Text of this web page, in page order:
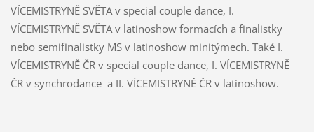
VÍCEMISTRYNĚ SVĚTA v special couple dance, I.
VÍCEMISTRYNĚ SVĚTA v latinoshow formacích a finalistky
nebo semifinalistky MS v latinoshow minitýmech. Také I.
VÍCEMISTRYNĚ ČR v special couple dance, I. VÍCEMISTRYNĚ
ČR v synchrodance a II. VÍCEMISTRYNĚ ČR v latinoshow.